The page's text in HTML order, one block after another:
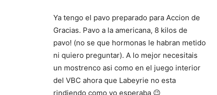
Ya tengo el pavo preparado para Accion de
Gracias. Pavo a la americana, 8 kilos de
pavo! (no se que hormonas le habran metido
ni quiero preguntar). A lo mejor necesitais
un mostrenco asi como en el juego interior
del VBC ahora que Labeyrie no esta
rindiendo como yo esperaba 😉